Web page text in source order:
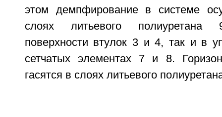
этом демпфирование в системе
слоях литьевого полиуретана
поверхности втулок 3 и 4, так и в
сетчатых элементах 7 и 8.
гасятся в слоях литьевого